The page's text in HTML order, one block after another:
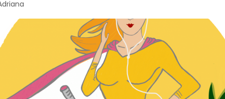
conținut